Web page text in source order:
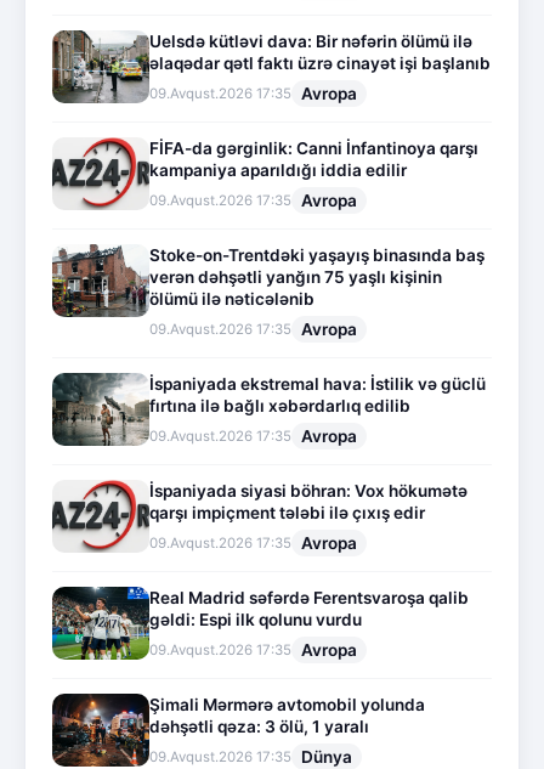
Uelsdə kütləvi dava: Bir nəfərin ölümü ilə
əlaqədar qətl faktı üzrə cinayət işi başlanıb
09.Avqust.2026 17:35 Avropa
FİFA-da gərginlik: Canni İnfantinoya qarşı
kampaniya aparıldığı iddia edilir
09.Avqust.2026 17:35 Avropa
Stoke-on-Trentdəki yaşayış binasında baş
verən dəhşətli yanğın 75 yaşlı kişinin
ölümü ilə nəticələnib
09.Avqust.2026 17:35 Avropa
İspaniyada ekstremal hava: İstilik və güclü
fırtına ilə bağlı xəbərdarlıq edilib
09.Avqust.2026 17:35 Avropa
İspaniyada siyasi böhran: Vox hökumətə
qarşı impiçment tələbi ilə çıxış edir
09.Avqust.2026 17:35 Avropa
Real Madrid səfərdə Ferentsvaroşa qalib
gəldi: Espi ilk qolunu vurdu
09.Avqust.2026 17:35 Avropa
Şimali Mərmərə avtomobil yolunda
dəhşətli qəza: 3 ölü, 1 yaralı
09.Avqust.2026 17:35 Dünya